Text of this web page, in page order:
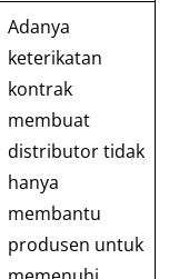
Adanya
keterikatan
kontrak
membuat
distributor tidak
hanya
membantu
produsen untuk